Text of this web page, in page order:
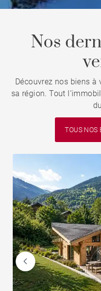
Nos
Découvrez nos biens à
sa région. Tout
TOUS NOS